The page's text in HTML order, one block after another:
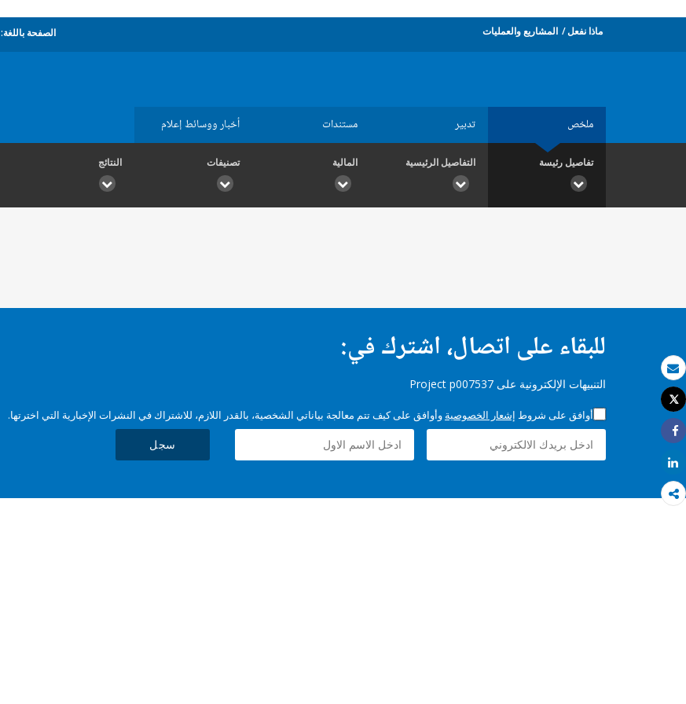
بريد الكتروني
طباعة
Tweet
Share
Share
ماذا نفعل المشاريع والعمليات الصفحة باللغة:
ملخص تدبير مستندات أخبار ووسائط إعلام
تفاصيل رئيسة التفاصيل الرئيسية المالية تصنيفات النتائج
للبقاء على اتصال، اشترك في:
التنبيهات الإلكترونية على Project p007537
أوافق على شروط إشعار الخصوصية وأوافق على كيف تتم معالجة بياناتي الشخصية، بالقدر اللازم، للاشتراك في النشرات الإخبارية التي اخترتها.
سجل